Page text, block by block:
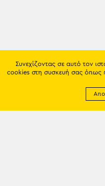
Συνεχίζοντας σε αυτό τον
cookies στη συσκευή σας όπως